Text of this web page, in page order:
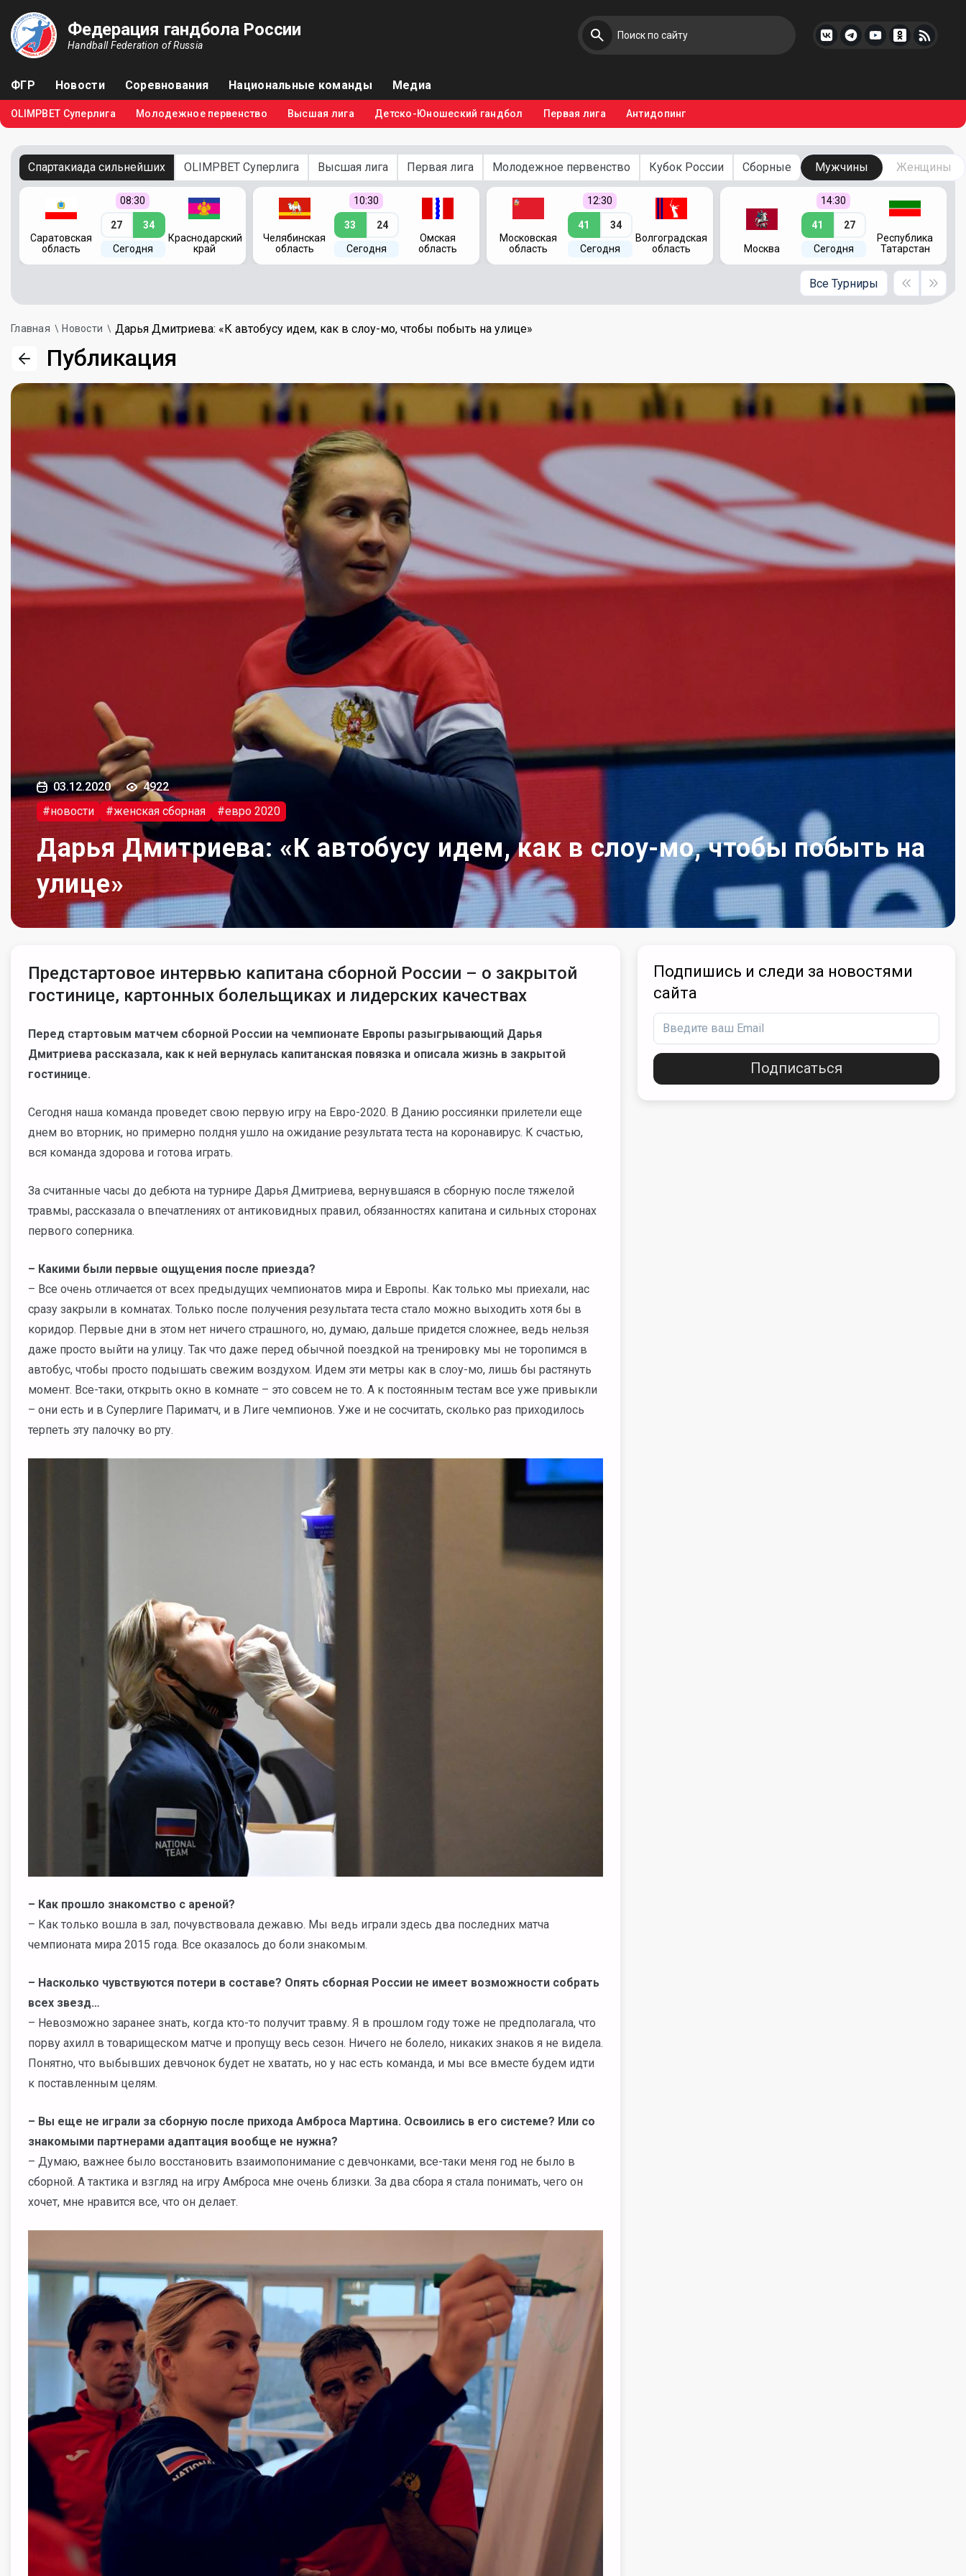
Федерация гандбола России
Handball Federation of Russia
ФГР Новости Соревнования Национальные команды Медиа
OLIMPBET Суперлига Молодежное первенство Высшая лига Детско-Юношеский гандбол Первая лига Антидопинг
Спартакиада сильнейших OLIMPBET Суперлига Высшая лига Первая лига Молодежное первенство Кубок России Сборные Мужчины Женщины
Саратовская
область
08:30
27 34
Сегодня
Краснодарский
край
Челябинская
область
10:30
33 24
Сегодня
Омская
область
Московская
область
12:30
41 34
Сегодня
Волгоградская
область
Москва
14:30
41 27
Сегодня
Республика
Татарстан
Все Турниры
Главная Новости Дарья Дмитриева: «К автобусу идем, как в слоу-мо, чтобы побыть на улице»
Публикация
03.12.2020
4922
#новости
#женская сборная #евро 2020
Дарья Дмитриева: «К автобусу идем, как в слоу-мо, чтобы побыть на
улице»
Предстартовое интервью капитана сборной России – о закрытой
гостинице, картонных болельщиках и лидерских качествах
Перед стартовым матчем сборной России на чемпионате Европы разыгрывающий Дарья
Дмитриева рассказала, как к ней вернулась капитанская повязка и описала жизнь в закрытой
гостинице.
Сегодня наша команда проведет свою первую игру на Евро-2020. В Данию россиянки прилетели еще
днем во вторник, но примерно полдня ушло на ожидание результата теста на коронавирус. К счастью,
вся команда здорова и готова играть.
За считанные часы до дебюта на турнире Дарья Дмитриева, вернувшаяся в сборную после тяжелой
травмы, рассказала о впечатлениях от антиковидных правил, обязанностях капитана и сильных сторонах
первого соперника.
– Какими были первые ощущения после приезда?
– Все очень отличается от всех предыдущих чемпионатов мира и Европы. Как только мы приехали, нас
сразу закрыли в комнатах. Только после получения результата теста стало можно выходить хотя бы в
коридор. Первые дни в этом нет ничего страшного, но, думаю, дальше придется сложнее, ведь нельзя
даже просто выйти на улицу. Так что даже перед обычной поездкой на тренировку мы не торопимся в
автобус, чтобы просто подышать свежим воздухом. Идем эти метры как в слоу-мо, лишь бы растянуть
момент. Все-таки, открыть окно в комнате – это совсем не то. А к постоянным тестам все уже привыкли
– они есть и в Суперлиге Париматч, и в Лиге чемпионов. Уже и не сосчитать, сколько раз приходилось
терпеть эту палочку во рту.
– Как прошло знакомство с ареной?
– Как только вошла в зал, почувствовала дежавю. Мы ведь играли здесь два последних матча
чемпионата мира 2015 года. Все оказалось до боли знакомым.
– Насколько чувствуются потери в составе? Опять сборная России не имеет возможности собрать
всех звезд…
– Невозможно заранее знать, когда кто-то получит травму. Я в прошлом году тоже не предполагала, что
порву ахилл в товарищеском матче и пропущу весь сезон. Ничего не болело, никаких знаков я не видела.
Понятно, что выбывших девчонок будет не хватать, но у нас есть команда, и мы все вместе будем идти
к поставленным целям.
– Вы еще не играли за сборную после прихода Амброса Мартина. Освоились в его системе? Или со
знакомыми партнерами адаптация вообще не нужна?
– Думаю, важнее было восстановить взаимопонимание с девчонками, все-таки меня год не было в
сборной. А тактика и взгляд на игру Амброса мне очень близки. За два сбора я стала понимать, чего он
хочет, мне нравится все, что он делает.
Подпишись и следи за новостями
сайта
Подписаться